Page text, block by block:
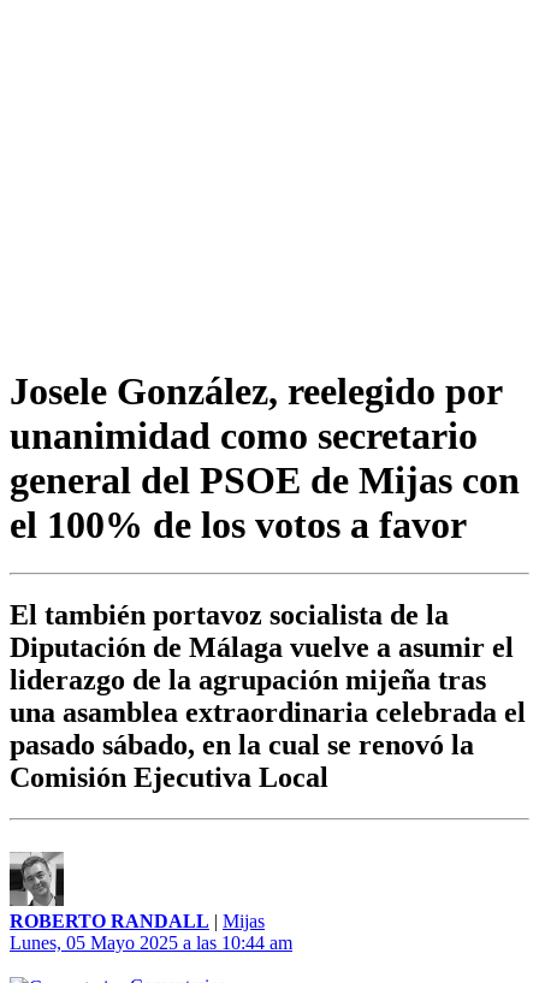
Josele González, reelegido por
unanimidad como secretario
general del PSOE de Mijas con
el 100% de los votos a favor
El también portavoz socialista de la
Diputación de Málaga vuelve a asumir el
liderazgo de la agrupación mijeña tras
una asamblea extraordinaria celebrada el
pasado sábado, en la cual se renovó la
Comisión Ejecutiva Local
ROBERTO RANDALL | Mijas
Lunes, 05 Mayo 2025 a las 10:44 am